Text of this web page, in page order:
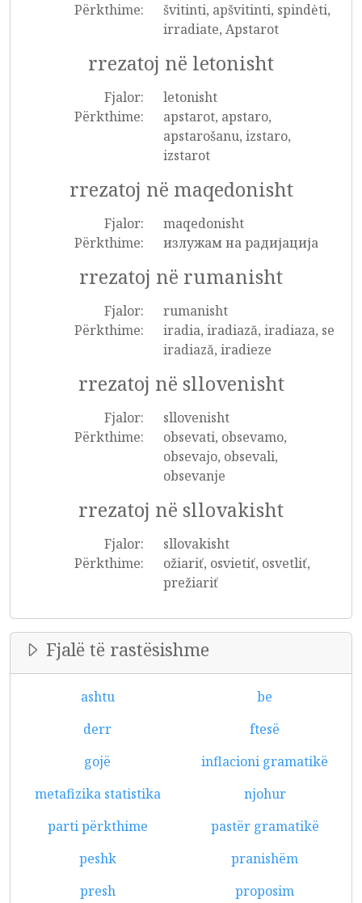
Përkthime:
švitinti, apšvitinti, spindėti,
irradiate, Apstarot
rrezatoj në letonisht
Fjalor:
letonisht
Përkthime:
apstarot, apstaro,
apstarošanu, izstaro,
izstarot
rrezatoj në maqedonisht
Fjalor:
maqedonisht
Përkthime:
излужам на радијација
rrezatoj në rumanisht
Fjalor:
rumanisht
Përkthime:
iradia, iradiază, iradiaza, se
iradiază, iradieze
rrezatoj në sllovenisht
Fjalor:
sllovenisht
Përkthime:
obsevati, obsevamo,
obsevajo, obsevali,
obsevanje
rrezatoj në sllovakisht
Fjalor:
sllovakisht
Përkthime:
ožiariť, osvietiť, osvetliť,
prežiariť
Fjalë të rastësishme
ashtu
be
derr
ftesë
gojë
inflacioni gramatikë
metafizika statistika
njohur
parti përkthime
pastër gramatikë
peshk
pranishëm
presh
proposim